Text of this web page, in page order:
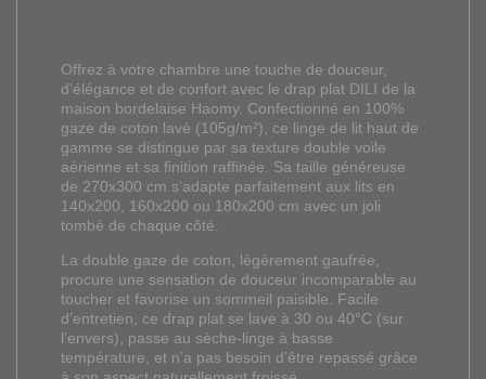
Offrez à votre chambre une touche de douceur,
d’élégance et de confort avec le drap plat DILI de la
maison bordelaise Haomy. Confectionné en 100%
gaze de coton lavé (105g/m²), ce linge de lit haut de
gamme se distingue par sa texture double voile
aérienne et sa finition raffinée. Sa taille généreuse
de 270x300 cm s’adapte parfaitement aux lits en
140x200, 160x200 ou 180x200 cm avec un joli
tombé de chaque côté.
La double gaze de coton, légèrement gaufrée,
procure une sensation de douceur incomparable au
toucher et favorise un sommeil paisible. Facile
d’entretien, ce drap plat se lave à 30 ou 40°C (sur
l’envers), passe au sèche-linge à basse
température, et n’a pas besoin d’être repassé grâce